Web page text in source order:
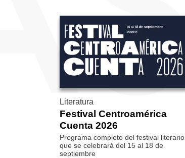
Literatura
Festival Centroamérica
Cuenta 2026
Programa completo del festival literario,
que se celebrará del 15 al 18 de
septiembre